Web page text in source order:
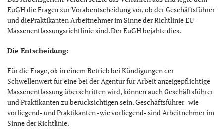
EuGH die Fragen zur Vorabentscheidung vor, ob der Geschäftsführer
und diePraktikanten Arbeitnehmer im Sinne der Richtlinie EU-
Massenentlassungsrichtlinie sind. Der EuGH bejahte dies.
Die Entscheidung:
Für die Frage, ob in einem Betrieb bei Kündigungen der
Schwellenwert für eine bei der Agentur für Arbeit anzeigepflichtige
Massenentlassung überschritten wird, können auch Geschäftsführer
und Praktikanten zu berücksichtigen sein. Geschäftsführer -wie
vorliegend- und Praktikanten -wie vorliegend- sind Arbeitnehmer im
Sinne der Richtlinie.